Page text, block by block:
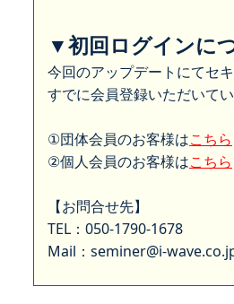
▼初回ログインに
今回のアップデートにてセ
すでに会員登録いただいて
①団体会員のお客様はこちら
②個人会員のお客様はこちら
【お問合せ先】
TEL：050-1790-1678
Mail：seminer@i-